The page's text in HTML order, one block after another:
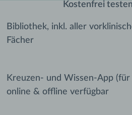
Kostenfrei testen
Bibliothek, inkl. aller
Fächer
Kreuzen- und Wissen-App (für
online & offline verfügbar